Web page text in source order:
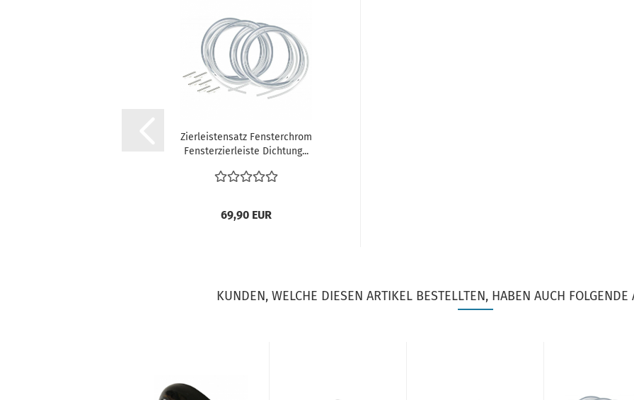
Zierleistensatz Fensterchrom
Fensterzierleiste Dichtung...
69,90 EUR
KUNDEN, WELCHE DIESEN ARTIKEL BESTELLTEN, HABEN AUCH FOLGENDE